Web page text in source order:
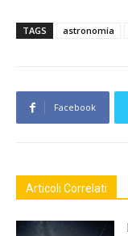
TAGS astronomia
Facebook
Articoli Correlati